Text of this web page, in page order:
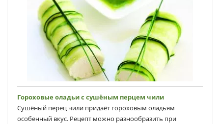
Гороховые оладьи с сушёным перцем чили
Сушёный перец чили придаёт гороховым оладьям
особенный вкус. Рецепт можно разнообразить при